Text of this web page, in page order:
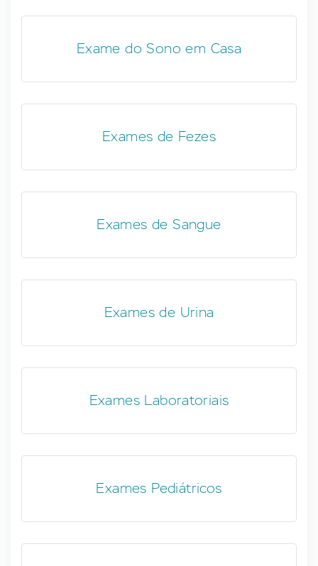
Exame do Sono em Casa
Exames de Fezes
Exames de Sangue
Exames de Urina
Exames Laboratoriais
Exames Pediátricos